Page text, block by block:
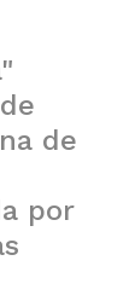
de
por